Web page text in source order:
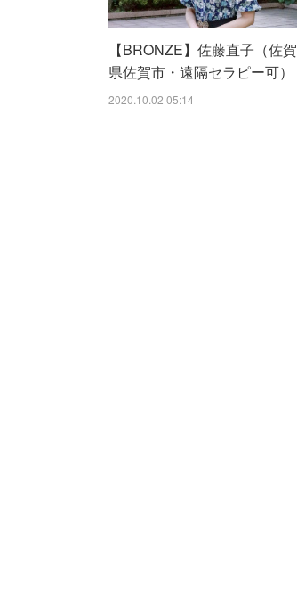
【BRONZE】佐藤直子（佐賀
県佐賀市・遠隔セラピー可）
2020.10.02 05:14